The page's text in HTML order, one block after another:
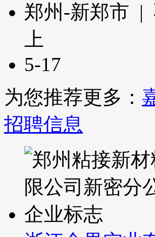
郑州-新郑市
上
5-17
为您推荐更多：
招聘信息